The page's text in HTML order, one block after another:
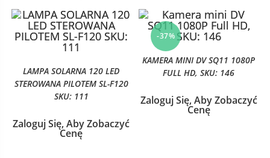
LAMPA SOLARNA 120 LED
STEROWANA PILOTEM SL-F120
SKU: 111
Zaloguj Się, Aby Zobaczyć
Cenę
-37%
KAMERA MINI DV SQ11 1080P
FULL HD, SKU: 146
Zaloguj Się, Aby Zobaczyć
Cenę